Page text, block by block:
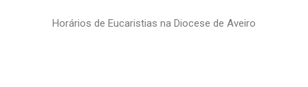
Horários de Eucaristias na Diocese de Aveiro